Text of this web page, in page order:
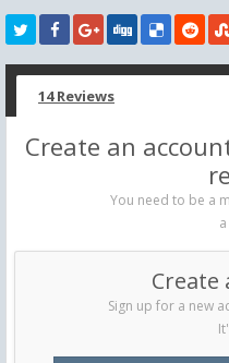
14 Reviews
Create an
You need to be a
Create
Sign up for a new